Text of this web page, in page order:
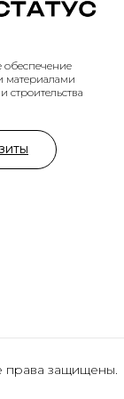
права защищены.
обеспечение
материалами
строительства